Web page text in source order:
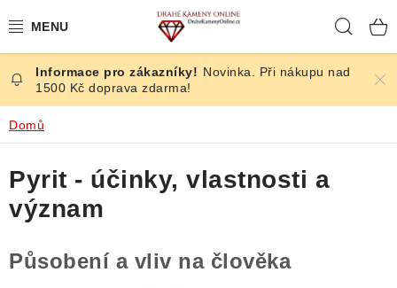
na
ČESKÉ KAMENY
ŠPERKY
KAMENY ZE SVĚTA
BROUŠENÉ
SLEVY
Novinka. Při nákupu nad
1500 Kč doprava zdarma!
Domů
Pyrit - účinky, vlastnosti a
význam
Působení a vliv na člověka